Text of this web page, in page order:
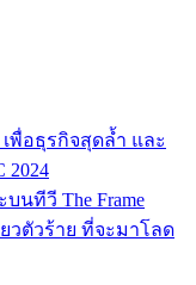
เพื่อธุรกิจสุดล้ำ และ
2024
นทีวี The Frame
ยวตัวร้าย ที่จะมาโลด